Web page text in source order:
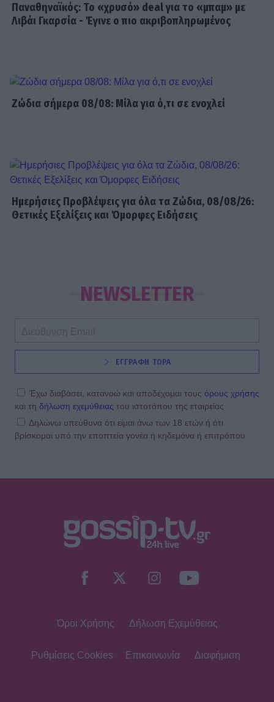
δεσμοί δοκιμάζονται περισσότερο
Μαρκεζίνης: Έγιναν γονείς! Η πρώτη
Κρατερός Κατσούλης: Ήταν μια
διαδρομή που επέλεξα για να βρω
τρόπους επικοινωνίας και
συνεννόησης
Παναθηναϊκός: Το «χρυσό» deal για το «μπαμ» με
Λιβάι Γκαρσία - Έγινε ο πιο ακριβοπληρωμένος
Ζώδια σήμερα 08/08: Μίλα για ό,τι σε ενοχλεί
Ημερήσιες Προβλέψεις για όλα τα Ζώδια, 08/08/26:
Θετικές Εξελίξεις και Όμορφες Ειδήσεις
NEWSLETTER
ΕΓΓΡΑΦΗ ΤΩΡΑ
Έχω διαβάσει, κατανοώ και αποδέχομαι τους όρους χρήσης
και τη δήλωση εχεμύθειας του ιστοτόπου της εταιρείας
Δηλώνω υπεύθυνα ότι είμαι άνω των 18 ετών ή ότι
βρίσκομαι υπό την εποπτεία γονέα ή κηδεμόνα ή επιτρόπου
Όροι Χρήσης Δήλωση Εχεμύθειας
Ρυθμίσεις Cookies Επικοινωνία Διαφήμιση